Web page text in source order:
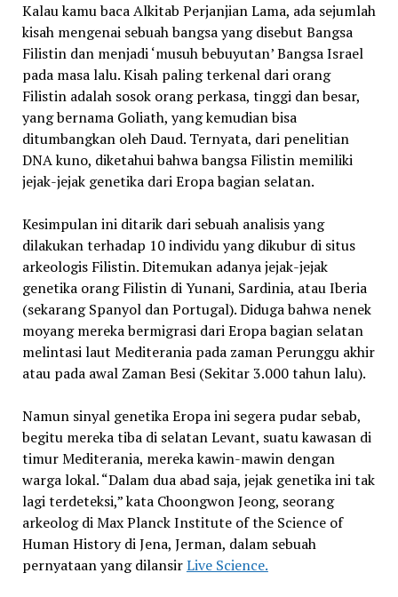
Kalau kamu baca Alkitab Perjanjian Lama, ada sejumlah
kisah mengenai sebuah bangsa yang disebut Bangsa
Filistin dan menjadi ‘musuh bebuyutan’ Bangsa Israel
pada masa lalu. Kisah paling terkenal dari orang
Filistin adalah sosok orang perkasa, tinggi dan besar,
yang bernama Goliath, yang kemudian bisa
ditumbangkan oleh Daud. Ternyata, dari penelitian
DNA kuno, diketahui bahwa bangsa Filistin memiliki
jejak-jejak genetika dari Eropa bagian selatan.
Kesimpulan ini ditarik dari sebuah analisis yang
dilakukan terhadap 10 individu yang dikubur di situs
arkeologis Filistin. Ditemukan adanya jejak-jejak
genetika orang Filistin di Yunani, Sardinia, atau Iberia
(sekarang Spanyol dan Portugal). Diduga bahwa nenek
moyang mereka bermigrasi dari Eropa bagian selatan
melintasi laut Mediterania pada zaman Perunggu akhir
atau pada awal Zaman Besi (Sekitar 3.000 tahun lalu).
Namun sinyal genetika Eropa ini segera pudar sebab,
begitu mereka tiba di selatan Levant, suatu kawasan di
timur Mediterania, mereka kawin-mawin dengan
warga lokal. “Dalam dua abad saja, jejak genetika ini tak
lagi terdeteksi,” kata Choongwon Jeong, seorang
arkeolog di Max Planck Institute of the Science of
Human History di Jena, Jerman, dalam sebuah
pernyataan yang dilansirLive Science.